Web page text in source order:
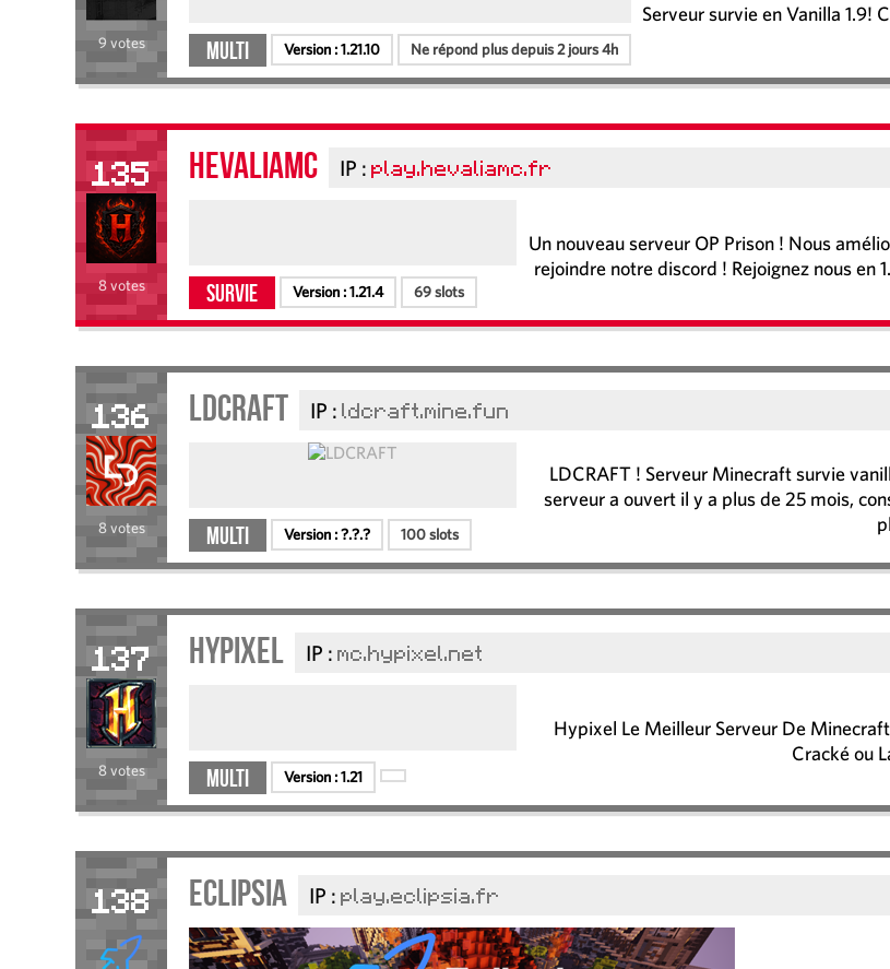
9 votes Multi Version :1.21.10 Ne répond plus depuis 2 jours 4h
Serveur survie en Vanilla 1.9!
135
8 votes
HevaliaMC IP : play.hevaliamc.fr
Survie Version :1.21.4 69 slots
Un nouveau serveur OP Prison ! Nous
rejoindre notre discord ! Rejoignez nous en
136
8 votes
LDCRAFT IP : ldcraft.mine.fun
Multi Version :?.?.? 100 slots
LDCRAFT ! Serveur Minecraft survie
serveur a ouvert il y a plus de 25 mois,
137
8 votes
Hypixel IP : mc.hypixel.net
Multi Version :1.21
Hypixel Le Meilleur Serveur De
Cracké ou
138 Eclipsia IP : play.eclipsia.fr